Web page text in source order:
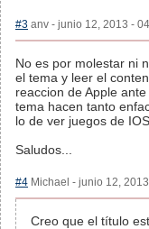
#3 anv - junio 12, 2013 -
No es por molestar ni
el tema y leer el
reaccion de Apple
tema hacen tanto
lo de ver juegos de
Saludos...
#4 Michael - junio 12,
Creo que el título